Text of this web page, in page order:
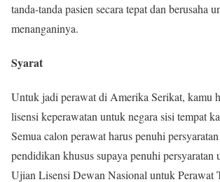
tanda-tanda pasien secara tepat dan berusaha
menanganinya.
Syarat
Untuk jadi perawat di Amerika Serikat, kamu
lisensi keperawatan untuk negara sisi tempat
Semua calon perawat harus penuhi
pendidikan khusus supaya penuhi persyaratan
Ujian Lisensi Dewan Nasional untuk Perawat